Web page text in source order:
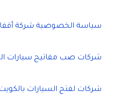
سياسة الخصوصية شركة
شركات صب مفاتيح سيارات
شركات لفتح السيارات